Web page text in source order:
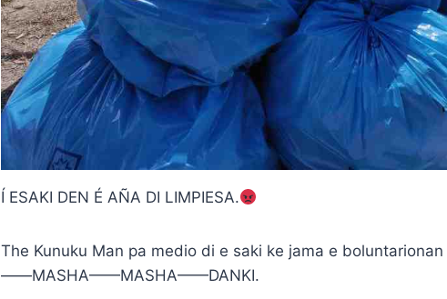
Í ESAKI DEN É AÑA DI LIMPIESA.
The Kunuku Man pa medio di e saki ke jama e
——MASHA——MASHA——DANKI.